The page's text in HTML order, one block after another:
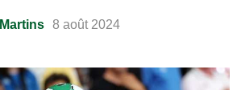
8 août 2024